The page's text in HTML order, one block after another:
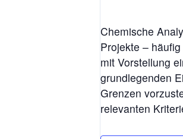
Chemische
Projekte –
mit Vorstellung
grundlegenden
Grenzen
relevanten